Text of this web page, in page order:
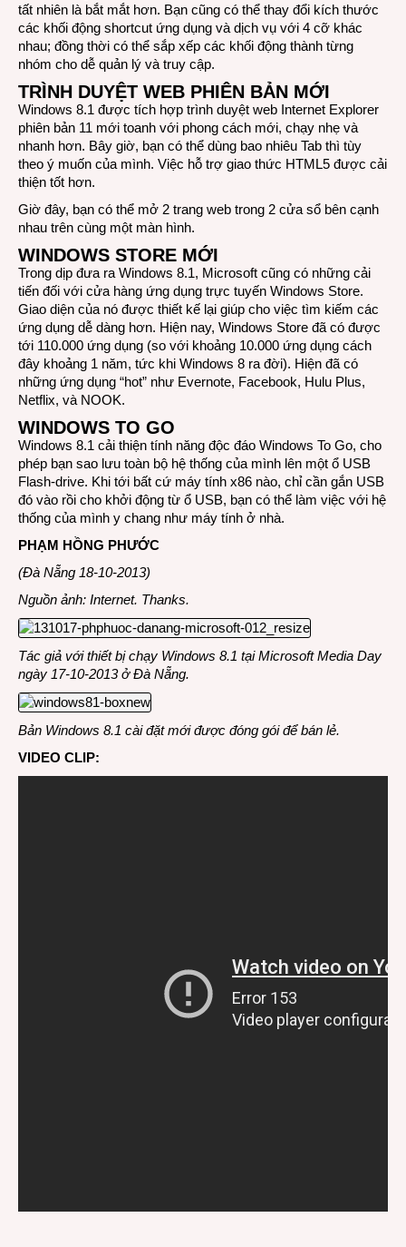
tất nhiên là bắt mắt hơn. Bạn cũng có thể thay đổi kích thước
các khối động shortcut ứng dụng và dịch vụ với 4 cỡ khác
nhau; đồng thời có thể sắp xếp các khối động thành từng
nhóm cho dễ quản lý và truy cập.
TRÌNH DUYỆT WEB PHIÊN BẢN MỚI
Windows 8.1 được tích hợp trình duyệt web Internet Explorer
phiên bản 11 mới toanh với phong cách mới, chạy nhẹ và
nhanh hơn. Bây giờ, bạn có thể dùng bao nhiêu Tab thì tùy
theo ý muốn của mình. Việc hỗ trợ giao thức HTML5 được cải
thiện tốt hơn.
Giờ đây, bạn có thể mở 2 trang web trong 2 cửa sổ bên cạnh
nhau trên cùng một màn hình.
WINDOWS STORE MỚI
Trong dịp đưa ra Windows 8.1, Microsoft cũng có những cải
tiến đối với cửa hàng ứng dụng trực tuyến Windows Store.
Giao diện của nó được thiết kế lại giúp cho việc tìm kiếm các
ứng dụng dễ dàng hơn. Hiện nay, Windows Store đã có được
tới 110.000 ứng dụng (so với khoảng 10.000 ứng dụng cách
đây khoảng 1 năm, tức khi Windows 8 ra đời). Hiện đã có
những ứng dụng “hot” như Evernote, Facebook, Hulu Plus,
Netflix, và NOOK.
WINDOWS TO GO
Windows 8.1 cải thiện tính năng độc đáo Windows To Go, cho
phép bạn sao lưu toàn bộ hệ thống của mình lên một ổ USB
Flash-drive. Khi tới bất cứ máy tính x86 nào, chỉ cần gắn USB
đó vào rồi cho khởi động từ ổ USB, bạn có thể làm việc với hệ
thống của mình y chang như máy tính ở nhà.
PHẠM HỒNG PHƯỚC
(Đà Nẵng 18-10-2013)
Nguồn ảnh: Internet. Thanks.
Tác giả với thiết bị chạy Windows 8.1 tại Microsoft Media Day
ngày 17-10-2013 ở Đà Nẵng.
Bản Windows 8.1 cài đặt mới được đóng gói để bán lẻ.
VIDEO CLIP: